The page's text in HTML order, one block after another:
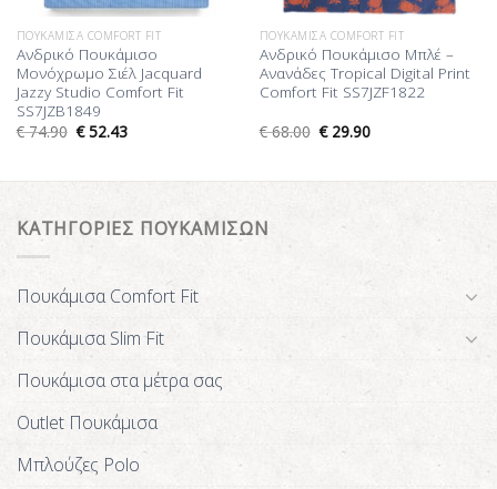
ΠΟΥΚΆΜΙΣΑ COMFORT FIT
Ανδρικό Πουκάμισο
Μονόχρωμο Σιέλ Jacquard
Jazzy Studio Comfort Fit
SS7JZB1849
€74.90 €52.43
ΠΟΥΚΆΜΙΣΑ COMFORT FIT
Ανδρικό Πουκάμισο Μπλέ –
Ανανάδες Tropical Digital Print
Comfort Fit SS7JZF1822
€68.00 €29.90
ΚΑΤΗΓΟΡΙΕΣ ΠΟΥΚΑΜΙΣΩΝ
Πουκάμισα Comfort Fit
Πουκάμισα Slim Fit
Πουκάμισα στα μέτρα σας
Outlet Πουκάμισα
Μπλούζες Polo